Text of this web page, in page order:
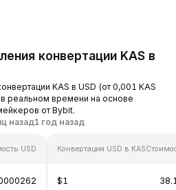
конвертации KAS в
KAS в USD (от 0,001 KAS
реальном времени на основе
от Bybit.
назад1 год назад
USD Конвертация USD в KAS
$1